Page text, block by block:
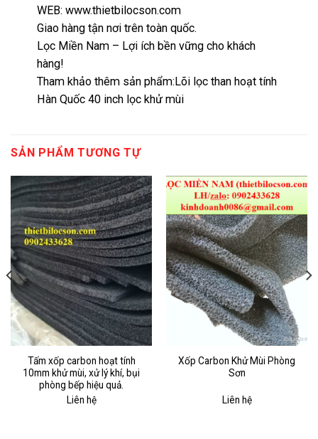
WEB: www.thietbilocson.com
Giao hàng tận nơi trên toàn quốc.
Lọc Miền Nam – Lợi ích bền vững cho khách
hàng!
Tham khảo thêm sản phẩm:Lõi lọc than hoạt tính
Hàn Quốc 40 inch lọc khử mùi
SẢN PHẨM TƯƠNG TỰ
Tấm xốp carbon hoạt tính
10mm khử mùi, xử lý khí, bụi
phòng bếp hiệu quả.
Liên hệ
Xốp Carbon Khử Mùi Phòng
Sơn
Liên hệ